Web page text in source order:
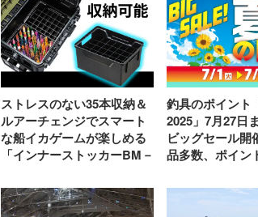
ストレスのない35本収納＆
ルアーチェンジでスマート
な船イカゲームが楽しめる
「インナーストッカーBM－
釣具のポイント
2025」7月27日
ビッグセール開
品多数、ポイン